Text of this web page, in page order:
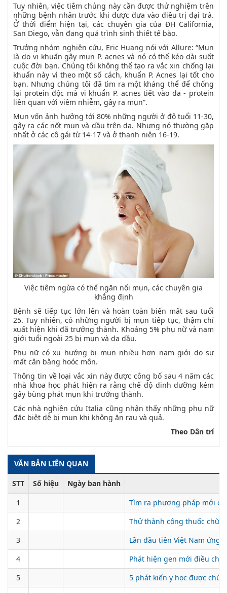
Tuy nhiên, việc tiêm chủng này cần được thử nghiệm trên
những bệnh nhân trước khi được đưa vào điều trị đại trà.
Ở thời điểm hiện tại, các chuyên gia của ĐH California,
San Diego, vẫn đang quá trình sinh thiết tế bào.
Trưởng nhóm nghiên cứu, Eric Huang nói với Allure: “Mụn
là do vi khuẩn gây mụn P. acnes và nó có thể kéo dài suốt
cuộc đời bạn. Chúng tôi không thể tạo ra vắc xin chống lại
khuẩn này vì theo một số cách, khuẩn P. Acnes lại tốt cho
bạn. Nhưng chúng tôi đã tìm ra một kháng thể để chống
lại protein độc mà vi khuẩn P. acnes tiết vào da - protein
liên quan với viêm nhiễm, gây ra mụn”.
Mụn vốn ảnh hưởng tới 80% những người ở độ tuổi 11-30,
gây ra các nốt mụn và dầu trên da. Nhưng nó thường gặp
nhất ở các cô gái từ 14-17 và ở thanh niên 16-19.
Việc tiêm ngừa có thể ngăn nổi mụn, các chuyên gia
khẳng định
Bệnh sẽ tiếp tục lớn lên và hoàn toàn biến mất sau tuổi
25. Tuy nhiên, có những người bị mụn tiếp tục, thậm chí
xuất hiện khi đã trưởng thành. Khoảng 5% phụ nữ và nam
giới tuổi ngoài 25 bị mụn và da dầu.
Phụ nữ có xu hướng bị mụn nhiều hơn nam giới do sự
mất cân bằng hoóc môn.
Thông tin về loại vắc xin này được công bố sau 4 năm các
nhà khoa học phát hiện ra rằng chế độ dinh dưỡng kém
gây bùng phát mụn khi trưởng thành.
Các nhà nghiên cứu Italia cũng nhận thấy những phụ nữ
đặc biệt dễ bị mụn khi không ăn rau và quả.
Theo Dân trí
VĂN BẢN LIÊN QUAN
STT Số hiệu
Ngày ban hành
1
Tìm ra phương pháp mới
2
Thử thành công thuốc
3
Lần đầu tiên Việt Nam ứng
4
Phát hiện gen mới điều
5
5 phát kiến y học được chú